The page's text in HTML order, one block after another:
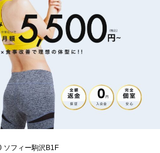
ソフィー駒沢B1F